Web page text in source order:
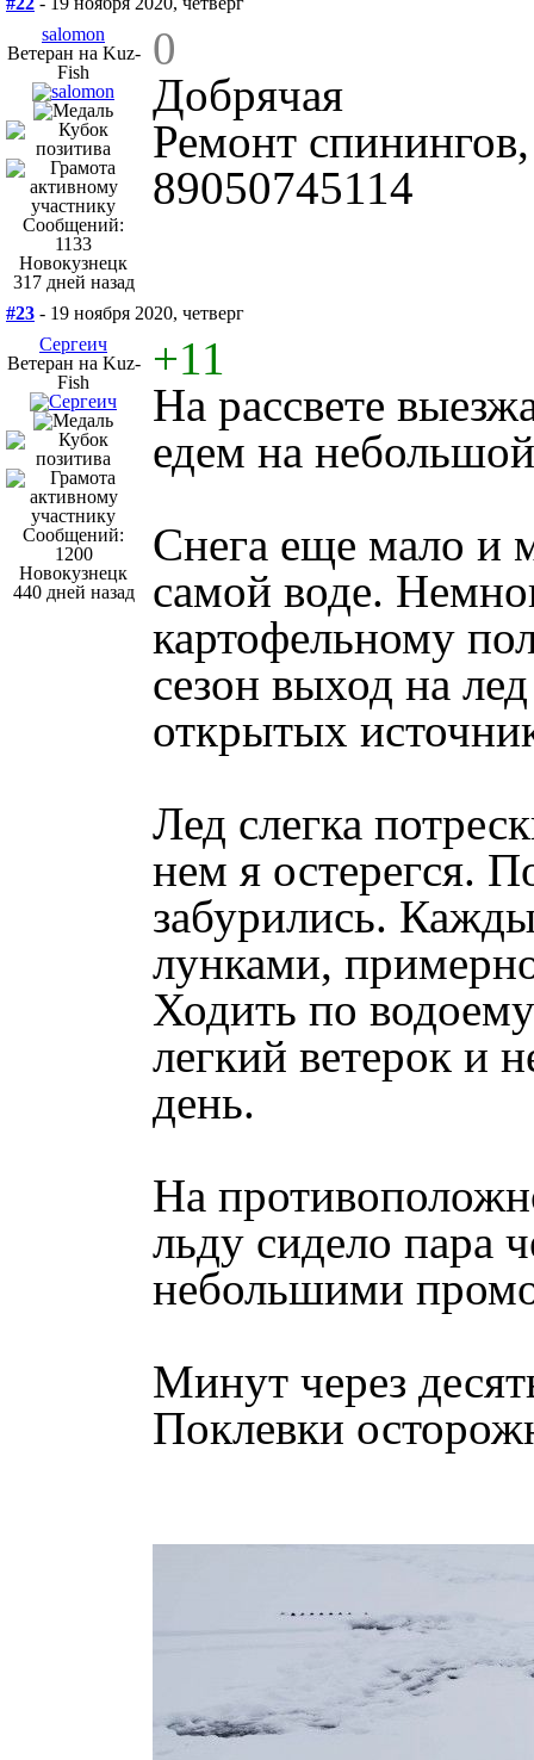
salomon
Ветеран на Kuz-
Fish
Сообщений:
1133
Новокузнецк
317 дней назад
0
Добрячая
Ремонт
89050745114
#23 - 19 ноября 2020, четверг
Сергеич
Ветеран на Kuz-
Fish
Сообщений:
1200
Новокузнецк
440 дней назад
+11
На рассвете
едем на
Снега еще мало и
самой воде.
картофельному
сезон выход на
открытых
Лед слегка
нем я остерегся.
забурились.
лунками,
Ходить по
легкий ветерок и
день.
На
льду сидело пара
небольшими
Минут через
Поклевки